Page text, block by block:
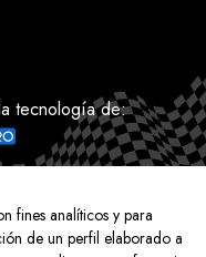
tecnología de:
fines analíticos y para
de un perfil elaborado a